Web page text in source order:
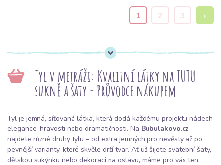
1 2 3 ›
Tyl v metráži: Kvalitní látky na TUTU
sukně a šaty - Průvodce nákupem
Tyl je jemná, síťovaná látka, která dodá každému projektu nádech
elegance, hravosti nebo dramatičnosti. Na Bubulakovo.cz
najdete různé druhy tylu – od extra jemných pro nevěsty až po
pevnější varianty, které skvěle drží tvar. Ať už šijete svatební šaty,
dětskou sukýnku nebo dekoraci na oslavu, máme pro vás ten